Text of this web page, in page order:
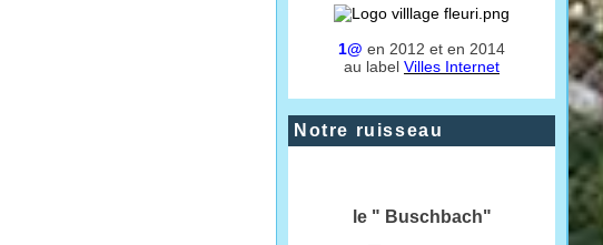
1@ en 2012 et en 2014
au label Villes Internet
Notre ruisseau
le " Buschbach"